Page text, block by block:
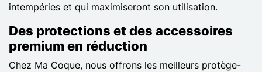
intempéries et qui maximiseront son utilisation.
Des protections et des accessoires
premium en réduction
Chez Ma Coque, nous offrons les meilleurs protège-